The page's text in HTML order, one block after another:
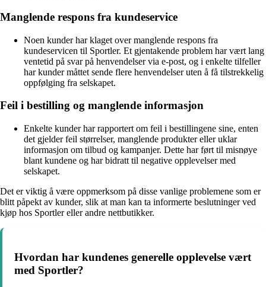
Manglende respons fra kundeservice
Noen kunder har klaget over manglende respons fra
kundeservicen til Sportler. Et gjentakende problem har vært lang
ventetid på svar på henvendelser via e-post, og i enkelte tilfeller
har kunder måttet sende flere henvendelser uten å få tilstrekkelig
oppfølging fra selskapet.
Feil i bestilling og manglende informasjon
Enkelte kunder har rapportert om feil i bestillingene sine, enten
det gjelder feil størrelser, manglende produkter eller uklar
informasjon om tilbud og kampanjer. Dette har ført til misnøye
blant kundene og har bidratt til negative opplevelser med
selskapet.
Det er viktig å være oppmerksom på disse vanlige problemene som er
blitt påpekt av kunder, slik at man kan ta informerte beslutninger ved
kjøp hos Sportler eller andre nettbutikker.
Hvordan har kundenes generelle opplevelse vært
med Sportler?